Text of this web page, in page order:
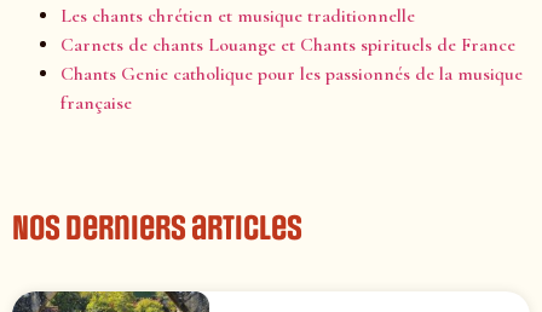
Les chants chrétien et musique traditionnelle
Carnets de chants Louange et Chants spirituels de France
Chants Genie catholique pour les passionnés de la musique
française
Nos derniers articles